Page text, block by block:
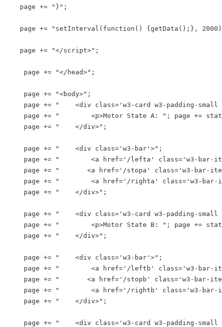
page += "}";
page += "setInterval(function() {getData();},
page += "</script>";
page += "</head>";
page += "<body>";
page += "    <div class='w3-card w3-padding-
page += "        <p>Motor State A: "; page +=
page += "    </div>";
page += "    <div class='w3-bar'>";
page += "        <a href='/lefta' class='w3-bar-item
page += "       <a href='/stopa' class='w3-bar-item
page += "        <a href='/righta' class='w3-bar-
page += "    </div>";
page += "    <div class='w3-card w3-padding-
page += "        <p>Motor State B: "; page +=
page += "    </div>";
page += "    <div class='w3-bar'>";
page += "        <a href='/leftb' class='w3-bar-item
page += "       <a href='/stopb' class='w3-bar-item
page += "        <a href='/rightb' class='w3-bar-
page += "    </div>";
page += "    <div class='w3-card w3-padding-